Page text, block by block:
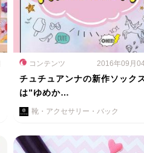
コンテンツ 2016年09月
チュチュアンナの新作ソック
は”ゆめか…
靴・アクセサリー・バック